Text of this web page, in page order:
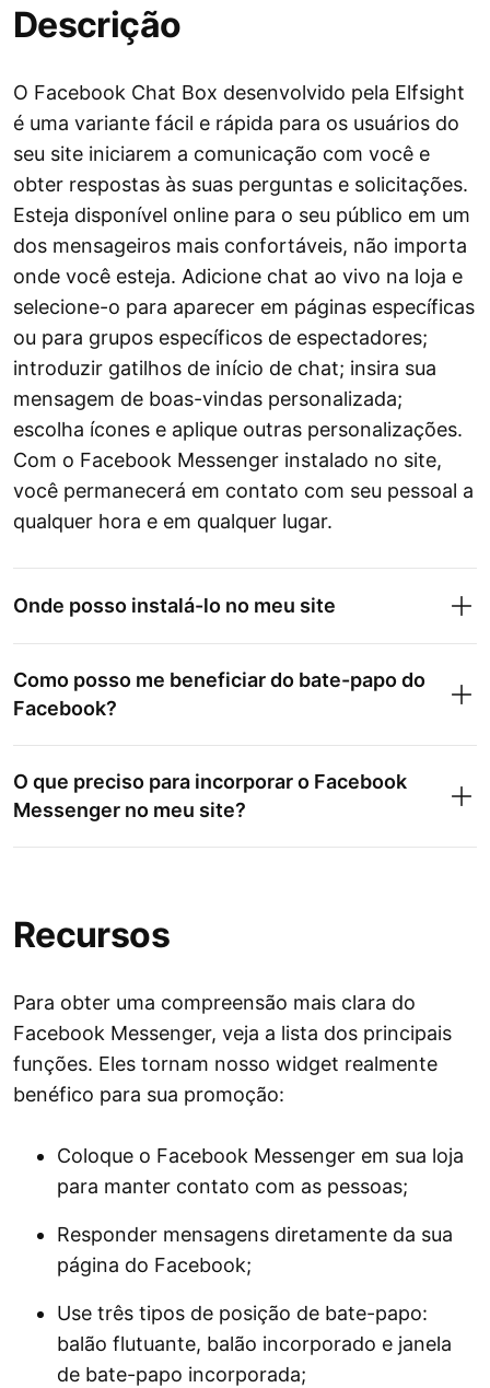
Descrição
O Facebook Chat Box desenvolvido pela Elfsight
é uma variante fácil e rápida para os usuários do
seu site iniciarem a comunicação com você e
obter respostas às suas perguntas e solicitações.
Esteja disponível online para o seu público em um
dos mensageiros mais confortáveis, não importa
onde você esteja. Adicione chat ao vivo na loja e
selecione-o para aparecer em páginas específicas
ou para grupos específicos de espectadores;
introduzir gatilhos de início de chat; insira sua
mensagem de boas-vindas personalizada;
escolha ícones e aplique outras personalizações.
Com o Facebook Messenger instalado no site,
você permanecerá em contato com seu pessoal a
qualquer hora e em qualquer lugar.
Onde posso instalá-lo no meu site
Como posso me beneficiar do bate-papo do
Facebook?
O que preciso para incorporar o Facebook
Messenger no meu site?
Recursos
Para obter uma compreensão mais clara do
Facebook Messenger, veja a lista dos principais
funções. Eles tornam nosso widget realmente
benéfico para sua promoção:
Coloque o Facebook Messenger em sua loja
para manter contato com as pessoas;
Responder mensagens diretamente da sua
página do Facebook;
Use três tipos de posição de bate-papo:
balão flutuante, balão incorporado e janela
de bate-papo incorporada;